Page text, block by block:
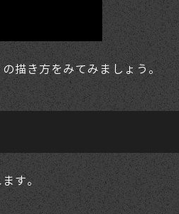
描き方をみてみましょう。
す。